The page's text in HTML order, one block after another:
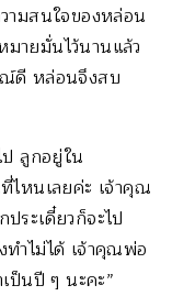
ามสนใจของหล่อน
ายมั่นไว้นานแล้ว
ณ์ดี หล่อนจึงสบ
ลูกอยู่ใน
ไหนเลยค่ะ เจ้าคุณ
ระเดี๋ยวก็จะไป
ทำไม่ได้ เจ้าคุณพ่อ
ป็นปี ๆ นะคะ”